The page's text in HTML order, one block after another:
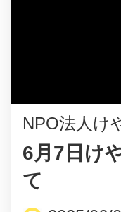
NPO法人け
6月7日け
て